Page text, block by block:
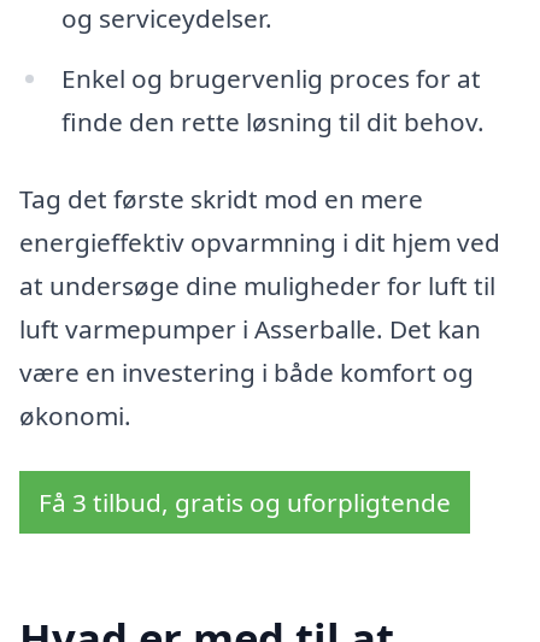
og serviceydelser.
Enkel og brugervenlig proces for at
finde den rette løsning til dit behov.
Tag det første skridt mod en mere
energieffektiv opvarmning i dit hjem ved
at undersøge dine muligheder for luft til
luft varmepumper i Asserballe. Det kan
være en investering i både komfort og
økonomi.
Få 3 tilbud, gratis og uforpligtende